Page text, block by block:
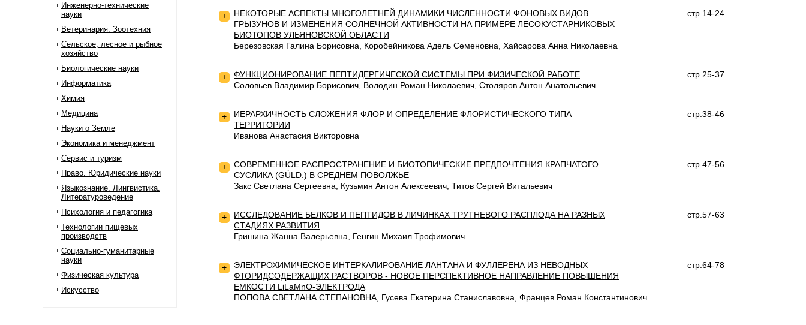
Инженерно-технические
науки
Ветеринария. Зоотехния
Сельское, лесное и рыбное
хозяйство
Биологические науки
Информатика
Химия
Медицина
Науки о Земле
Экономика и менеджмент
Сервис и туризм
Право. Юридические науки
Языкознание. Лингвистика.
Литературоведение
Психология и педагогика
Технологии пищевых
производств
Социально-гуманитарные
науки
Физическая культура
Искусство
+
НЕКОТОРЫЕ АСПЕКТЫ МНОГОЛЕТНЕЙ ДИНАМИКИ ЧИСЛЕННОСТИ ФОНОВЫХ ВИДОВ
ГРЫЗУНОВ И ИЗМЕНЕНИЯ СОЛНЕЧНОЙ АКТИВНОСТИ НА ПРИМЕРЕ ЛЕСОКУСТАРНИКОВЫХ
БИОТОПОВ УЛЬЯНОВСКОЙ ОБЛАСТИ
стр.14-24
Березовская Галина Борисовна, Коробейникова Адель Семеновна, Хайсарова Анна Николаевна
+ ФУНКЦИОНИРОВАНИЕ ПЕПТИДЕРГИЧЕСКОЙ СИСТЕМЫ ПРИ ФИЗИЧЕСКОЙ РАБОТЕ
стр.25-37
Соловьев Владимир Борисович, Володин Роман Николаевич, Столяров Антон Анатольевич
+
ИЕРАРХИЧНОСТЬ СЛОЖЕНИЯ ФЛОР И ОПРЕДЕЛЕНИЕ ФЛОРИСТИЧЕСКОГО ТИПА
ТЕРРИТОРИИ
стр.38-46
Иванова Анастасия Викторовна
+
СОВРЕМЕННОЕ РАСПРОСТРАНЕНИЕ И БИОТОПИЧЕСКИЕ ПРЕДПОЧТЕНИЯ КРАПЧАТОГО
СУСЛИКА (GÜLD.) В СРЕДНЕМ ПОВОЛЖЬЕ
стр.47-56
Закс Светлана Сергеевна, Кузьмин Антон Алексеевич, Титов Сергей Витальевич
+
ИССЛЕДОВАНИЕ БЕЛКОВ И ПЕПТИДОВ В ЛИЧИНКАХ ТРУТНЕВОГО РАСПЛОДА НА РАЗНЫХ
СТАДИЯХ РАЗВИТИЯ
стр.57-63
Гришина Жанна Валерьевна, Генгин Михаил Трофимович
+
ЭЛЕКТРОХИМИЧЕСКОЕ ИНТЕРКАЛИРОВАНИЕ ЛАНТАНА И ФУЛЛЕРЕНА ИЗ НЕВОДНЫХ
ФТОРИДСОДЕРЖАЩИХ РАСТВОРОВ - НОВОЕ ПЕРСПЕКТИВНОЕ НАПРАВЛЕНИЕ ПОВЫШЕНИЯ
ЕМКОСТИ LiLaMnO-ЭЛЕКТРОДА
стр.64-78
ПОПОВА СВЕТЛАНА СТЕПАНОВНА, Гусева Екатерина Станиславовна, Францев Роман Константинович